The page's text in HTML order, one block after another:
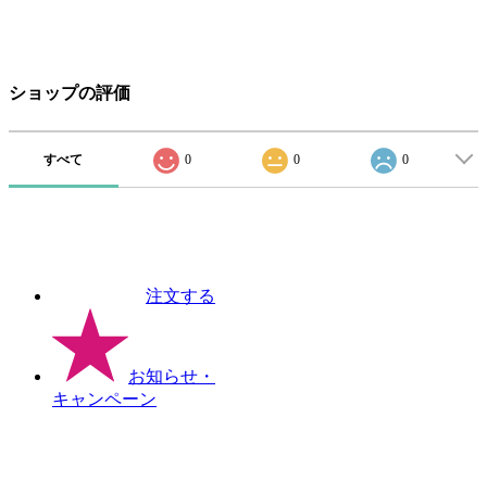
ショップの評価
すべて 0 0 0
注文する
お知らせ ・
キャンペーン